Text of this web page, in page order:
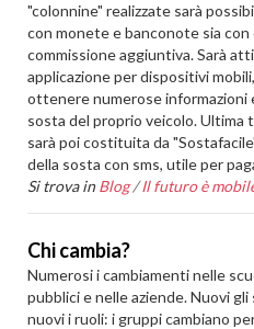
"colonnine" realizzate sarà
con monete e banconote sia
commissione aggiuntiva. Sarà
applicazione per dispositivi
ottenere numerose informazioni
sosta del proprio veicolo. Ultima
sarà poi costituita da
della sosta con sms, utile per
Si trova in Blog /Il futuro è
Chi cambia?
Numerosi i cambiamenti nelle
pubblici e nelle aziende. Nuovi
nuovi i ruoli: i gruppi cambiano